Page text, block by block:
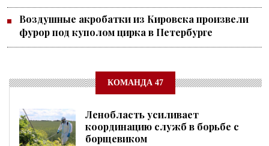
Воздушные акробатки из Кировска произвели
фурор под куполом цирка в Петербурге
КОМАНДА 47
Ленобласть усиливает
координацию служб в борьбе с
борщевиком